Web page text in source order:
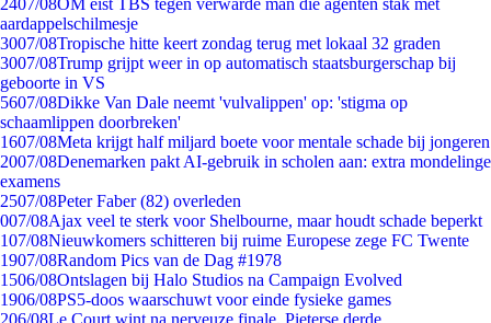
2407/08OM eist TBS tegen verwarde man die agenten stak met
aardappelschilmesje
3007/08Tropische hitte keert zondag terug met lokaal 32 graden
3007/08Trump grijpt weer in op automatisch staatsburgerschap bij
geboorte in VS
5607/08Dikke Van Dale neemt 'vulvalippen' op: 'stigma op
schaamlippen doorbreken'
1607/08Meta krijgt half miljard boete voor mentale schade bij jongeren
2007/08Denemarken pakt AI-gebruik in scholen aan: extra mondelinge
examens
2507/08Peter Faber (82) overleden
007/08Ajax veel te sterk voor Shelbourne, maar houdt schade beperkt
107/08Nieuwkomers schitteren bij ruime Europese zege FC Twente
1907/08Random Pics van de Dag #1978
1506/08Ontslagen bij Halo Studios na Campaign Evolved
1906/08PS5-doos waarschuwt voor einde fysieke games
206/08Le Court wint na nerveuze finale, Pieterse derde